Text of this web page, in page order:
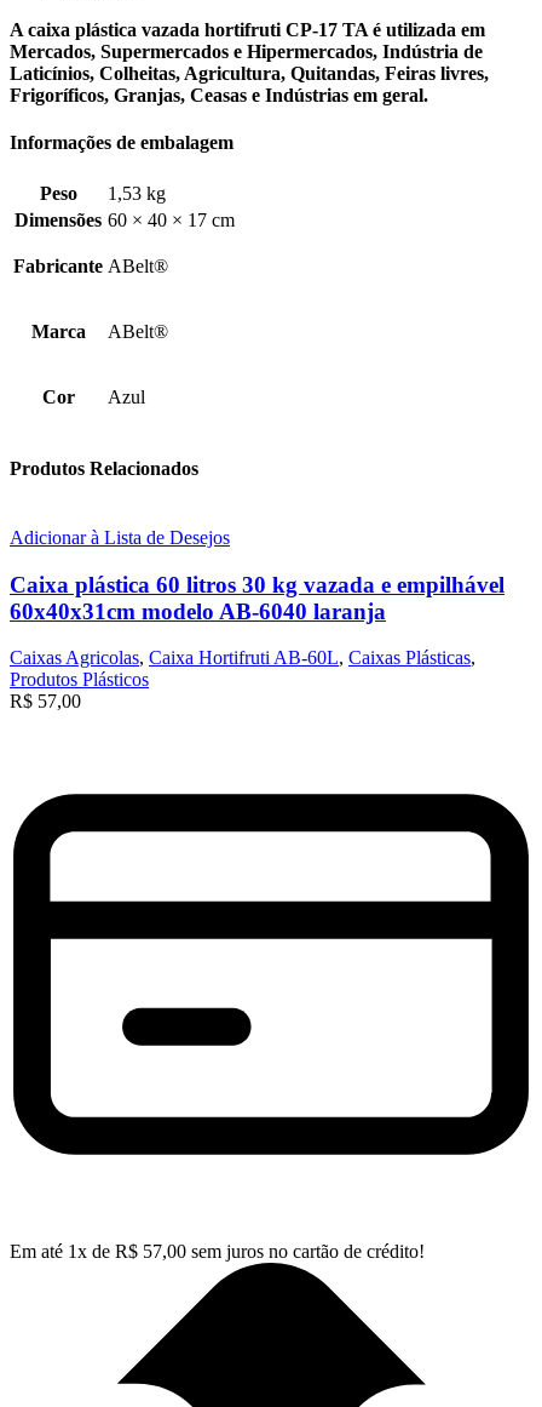
A caixa plástica vazada hortifruti CP-17 TA é utilizada em
Mercados, Supermercados e Hipermercados, Indústria de
Laticínios, Colheitas, Agricultura, Quitandas, Feiras livres,
Frigoríficos, Granjas, Ceasas e Indústrias em geral.
Informações de embalagem
Peso
1,53 kg
Dimensões 60 × 40 × 17 cm
Fabricante ABelt®
Marca ABelt®
Cor Azul
Produtos Relacionados
Adicionar à Lista de Desejos
Caixa plástica 60 litros 30 kg vazada e empilhável
60x40x31cm modelo AB-6040 laranja
Caixas Agricolas, Caixa Hortifruti AB-60L, Caixas Plásticas,
Produtos Plásticos
R$ 57,00
Em até 1x de R$ 57,00 sem juros no cartão de crédito!